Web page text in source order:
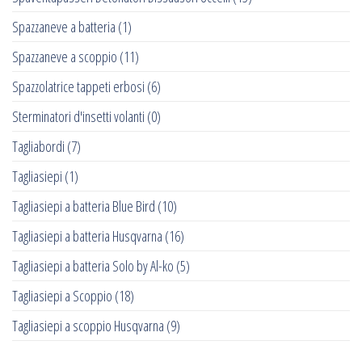
Spazzaneve a batteria (1)
Spazzaneve a scoppio (11)
Spazzolatrice tappeti erbosi (6)
Sterminatori d'insetti volanti (0)
Tagliabordi (7)
Tagliasiepi (1)
Tagliasiepi a batteria Blue Bird (10)
Tagliasiepi a batteria Husqvarna (16)
Tagliasiepi a batteria Solo by Al-ko (5)
Tagliasiepi a Scoppio (18)
Tagliasiepi a scoppio Husqvarna (9)